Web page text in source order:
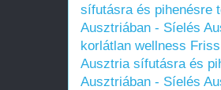
sífutásra és pihenésre
Ausztriában - Síelés
korlátlan wellness
Ausztria sífutásra és
Ausztriában - Síelés